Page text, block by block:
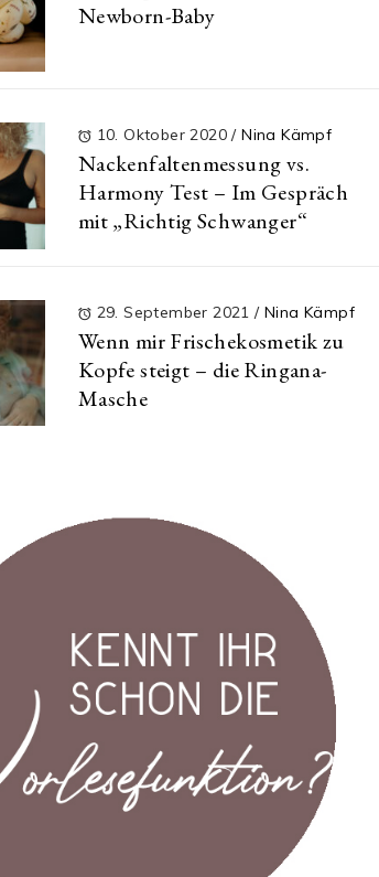
Newborn-Baby
10. Oktober 2020/ Nina Kämpf
Nackenfaltenmessung vs.
Harmony Test – Im Gespräch
mit „Richtig Schwanger“
29. September 2021/ Nina Kämpf
Wenn mir Frischekosmetik zu
Kopfe steigt – die Ringana-
Masche